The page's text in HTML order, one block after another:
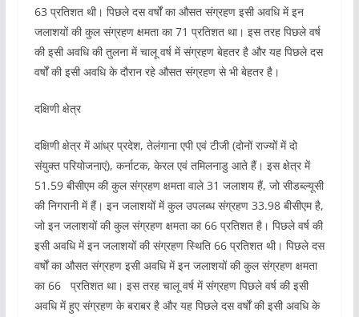
63 प्रतिशत थी। पिछले दस वर्षों का औसत संग्रहण इसी अवधि में इन
जलाशयों की कुल संग्रहण क्षमता का 71 प्रतिशत था। इस तरह पिछले वर्ष
की इसी अवधि की तुलना में चालू वर्ष में संग्रहण बेहतर है और यह पिछले दस
वर्षों की इसी अवधि के दौरान रहे औसत संग्रहण से भी बेहतर है।
दक्षिणी क्षेत्र
दक्षिणी क्षेत्र में आंध्र प्रदेश, तेलंगाना एपी एवं टीजी (दोनों राज्यों में दो
संयुक्त परियोजनाएं), कर्नाटक, केरल एवं तमिलनाडु आते हैं। इस क्षेत्र में
51.59 बीसीएम की कुल संग्रहण क्षमता वाले 31 जलाशय हैं, जो सीडब्ल्यूसी
की निगरानी में हैं। इन जलाशयों में कुल उपलब्ध संग्रहण 33.98 बीसीएम है,
जो इन जलाशयों की कुल संग्रहण क्षमता का 66 प्रतिशत है। पिछले वर्ष की
इसी अवधि में इन जलाशयों की संग्रहण स्थिति 66 प्रतिशत थी। पिछले दस
वर्षों का औसत संग्रहण इसी अवधि में इन जलाशयों की कुल संग्रहण क्षमता
का 66 प्रतिशत था। इस तरह चालू वर्ष में संग्रहण पिछले वर्ष की इसी
अवधि में हुए संग्रहण के बराबर है और यह पिछले दस वर्षों की इसी अवधि के